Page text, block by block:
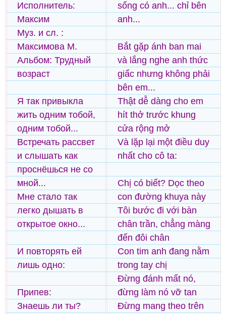
Исполнитель:
Максим
Муз. и сл. :
Максимова М.
Альбом: Трудный
возраст
Я так привыкла
жить одним тобой,
одним тобой...
Встречать рассвет
и слышать как
проснёшься не со
мной...
Мне стало так
легко дышать в
открытое окно...
И повторять ей
лишь одно:
Припев:
Знаешь ли ты?
sống có anh... chỉ bên
anh...
Bắt gặp ánh ban mai
và lắng nghe anh thức
giấc nhưng không phải
bên em...
Thật dễ dàng cho em
hít thở trước khung
cửa rộng mở
Và lặp lại một điều duy
nhất cho cô ta:
Chị có biết? Dọc theo
con đường khuya này
Tôi bước đi với bàn
chân trần, chẳng màng
đến đôi chân
Con tim anh đang nằm
trong tay chị
Đừng đánh mất nó,
đừng làm nó vỡ tan
Đừng mang theo trên